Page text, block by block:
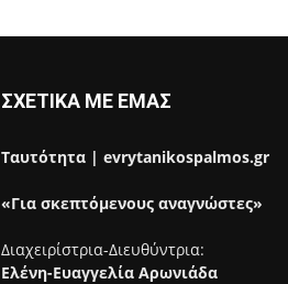
ΣΧΕΤΙΚΑ ΜΕ ΕΜΑΣ
Ταυτότητα | evrytanikospalmos.gr
«Για σκεπτόμενους αναγνώστες»
Διαχειρίστρια-Διευθύντρια:
Ελένη-Ευαγγελία Αρωνιάδα